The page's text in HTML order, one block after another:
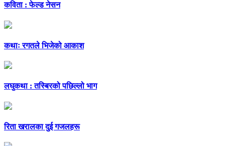
कविता : फेल्ड नेसन
कथाः रगतले भिजेको आकाश
लघुकथा : तस्बिरको पछिल्लो भाग
रिता खरालका दुई गजलहरू